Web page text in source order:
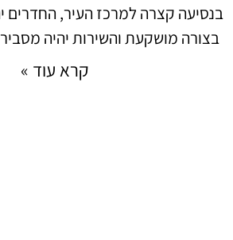
בנסיעה קצרה למרכז העיר, החדרים
בצורה מושקעת והשירות יהיה
קרא עוד »